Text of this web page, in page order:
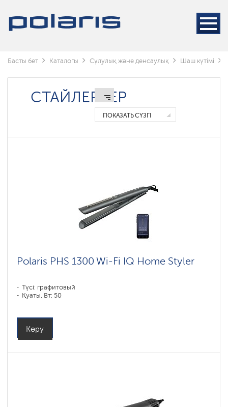
Басты бет Каталогы Сұлулық және денсаулық Шаш күтімі
СТАЙЛЕРЛЕР
ПОКАЗАТЬ СҮЗГІ
Polaris PHS 1300 Wi-Fi IQ Home Styler
Түсі: графитовый
Қуаты, Вт: 50
Көру
Стайлерлер
фендер
Электрощипцы